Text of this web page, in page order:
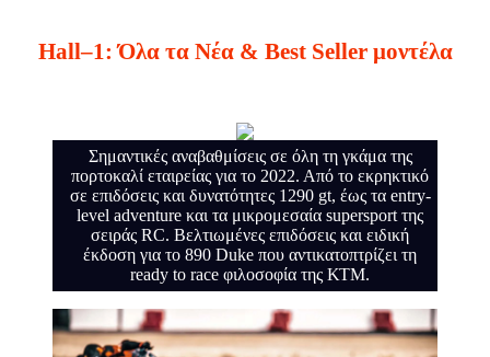
Hall–1: Όλα τα Νέα & Best Seller μοντέλα
Σημαντικές αναβαθμίσεις σε όλη τη γκάμα της
πορτοκαλί εταιρείας για το 2022. Από το εκρηκτικό
σε επιδόσεις και δυνατότητες 1290 gt, έως τα entry-
level adventure και τα μικρομεσαία supersport της
σειράς RC. Βελτιωμένες επιδόσεις και ειδική
έκδοση για το 890 Duke που αντικατοπτρίζει τη
ready to race φιλοσοφία της ΚΤΜ.